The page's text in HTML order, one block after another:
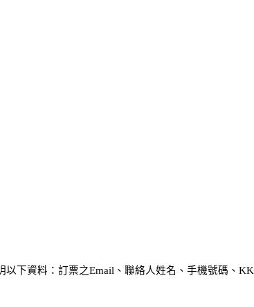
以下資料：訂票之Email、聯絡人姓名、手機號碼、